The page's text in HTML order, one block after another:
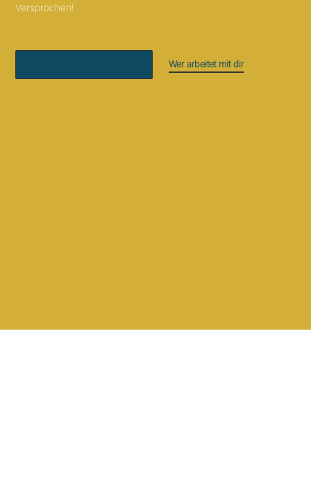
Versprochen!
Wer arbeitet mit dir